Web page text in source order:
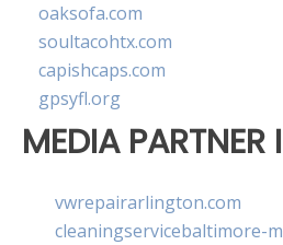
oaksofa.com
soultacohtx.com
capishcaps.com
gpsyfl.org
MEDIA PARTNER
vwrepairarlington.com
cleaningservicebaltimore-